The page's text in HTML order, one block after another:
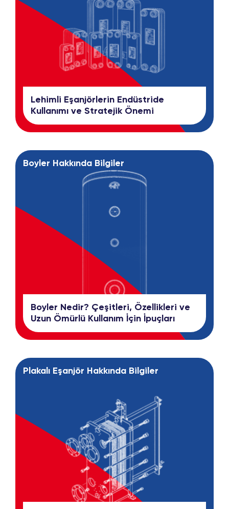
Lehimli Eşanjörlerin Endüstride
Kullanımı ve Stratejik Önemi
Boyler Hakkında Bilgiler
Boyler Nedir? Çeşitleri, Özellikleri ve
Uzun Ömürlü Kullanım İçin İpuçları
Plakalı Eşanjör Hakkında Bilgiler